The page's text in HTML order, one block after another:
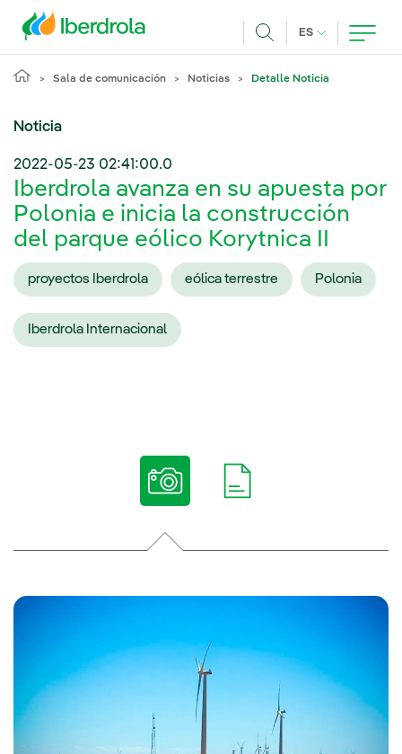
ES IDIOMA
Sala de comunicación Noticias Detalle Noticia
Noticia
2022-05-23 02:41:00.0
Iberdrola avanza en su apuesta por
Polonia e inicia la construcción
del parque eólico Korytnica II
proyectos Iberdrola eólica terrestre Polonia
Iberdrola Internacional